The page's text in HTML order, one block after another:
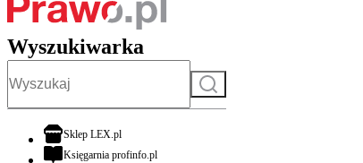
Wyszukiwarka
Szukaj
Sklep LEX.plotwiera się w nowej karcie
Księgarnia profinfo.plotwiera się w nowej karcie